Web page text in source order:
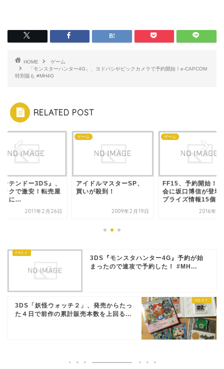
HOME
ゲーム
「モンスターハンター4G」、ヨドバシやビックカメラで予約開始！e-CAPCOM
特別版も #MH4G
RELATED POST
ンテンドー3DS』、
オクで激安！転売屋
目に…
2011年2月26日
ゲーム
アイドルマスターSP、
買いが殺到！
2009年2月19日
ゲーム
FF15、予約開始！
会に坂口博信が登場
プライズ情報15個を
2016年3
3DS『モンスタハンター4G』予約が始
まったので速攻で予約した！ #MH...
3DS「妖怪ウォッチ２」、発売からたっ
た４日で前作の累計販売本数を上回る...